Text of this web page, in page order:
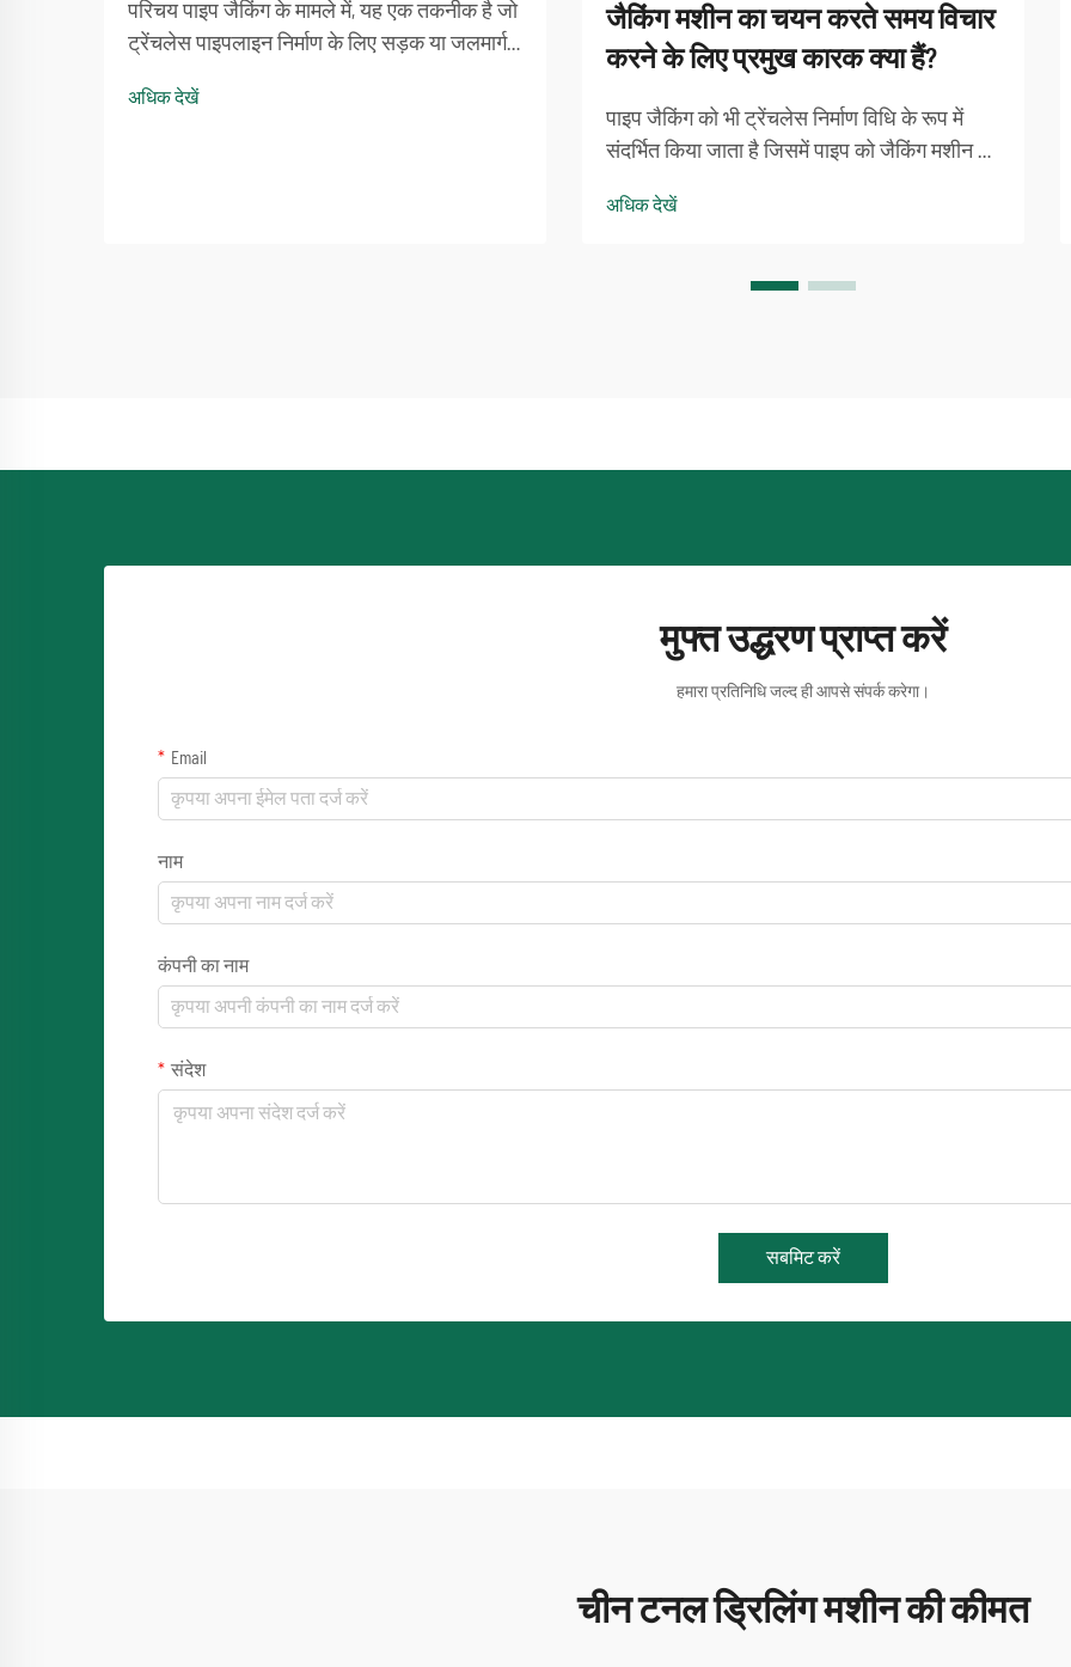
परिचय पाइप जैकिंग के मामले में, यह एक तकनीक है जो
ट्रेंचलेस पाइपलाइन निर्माण के लिए सड़क या जलमार्ग
है। एक प्रक्रिया जो पाइप जैकिंग मशीन का उपयोग
अधिक देखें
जैकिंग मशीन का चयन करते समय विचार
करने के लिए प्रमुख कारक क्या हैं?
पाइप जैकिंग को भी ट्रेंचलेस निर्माण विधि के रूप में
संदर्भित किया जाता है जिसमें पाइप को जैकिंग मशीन की
बैलेंस पाइप जैकिंग मशीन स्विवल विशेष रूप से जटिल
इसे प्रगति के लिए बड़े पैमाने पर उपयोग किया जाता है
अधिक देखें
मुफ्त उद्धरण प्राप्त करें
हमारा प्रतिनिधि जल्द ही आपसे संपर्क करेगा।
Email
नाम
कंपनी का नाम
संदेश
सबमिट करें
चीन टनल ड्रिलिंग मशीन की कीमत